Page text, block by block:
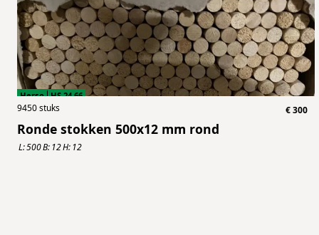
Herso HS.24.66
9450stuks €300
Ronde stokken 500x12 mm rond
L:500B: 12H: 12